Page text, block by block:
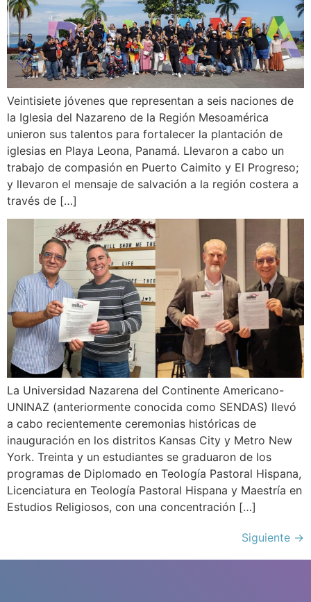
Veintisiete jóvenes que representan a seis naciones de
la Iglesia del Nazareno de la Región Mesoamérica
unieron sus talentos para fortalecer la plantación de
iglesias en Playa Leona, Panamá. Llevaron a cabo un
trabajo de compasión en Puerto Caimito y El Progreso;
y llevaron el mensaje de salvación a la región costera a
través de […]
La Universidad Nazarena del Continente Americano-
UNINAZ (anteriormente conocida como SENDAS) llevó
a cabo recientemente ceremonias históricas de
inauguración en los distritos Kansas City y Metro New
York. Treinta y un estudiantes se graduaron de los
programas de Diplomado en Teología Pastoral Hispana,
Licenciatura en Teología Pastoral Hispana y Maestría en
Estudios Religiosos, con una concentración […]
Siguiente →